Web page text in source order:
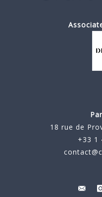
18 rue de
+33 1